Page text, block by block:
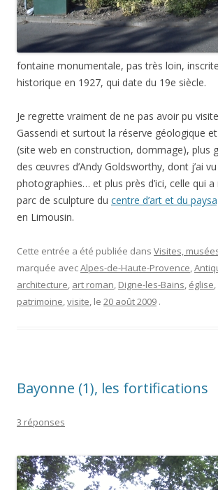
fontaine monumentale, pas très loin,
historique en 1927, qui date du 19e siècle.
Je regrette vraiment de ne pas avoir pu
Gassendi et surtout la réserve géologique
(site web en construction, dommage), plus
des œuvres d’Andy Goldsworthy, dont j’ai
photographies… et plus près d’ici, celle qui a
parc de sculpture du centre d’art et du
en Limousin.
Cette entrée a été publiée dans Visites,
marquée avecAlpes-de-Haute-Provence,
architecture, art roman, Digne-les-Bains, église,
patrimoine,visite, le 20 août 2009 .
Bayonne (1), les fortifications
3 réponses